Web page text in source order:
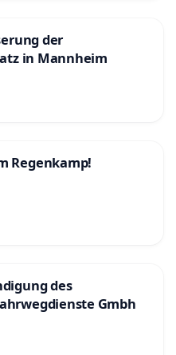
der
in Mannheim
Regenkamp!
des
Gmbh